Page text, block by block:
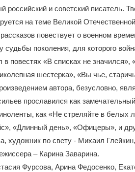
и советский писатель.
на теме Великой
повествует о военном
поколения, для которого
повестях «В списках не значился»,
шестерка», «Вы чье,
автора, безусловно,
прославился как
как «Не стреляйте в
«Длинный день», «Офицеры», и
художник по свету - Михаил
– Карина Заварина.
Фурсова, Арина Федосенко,